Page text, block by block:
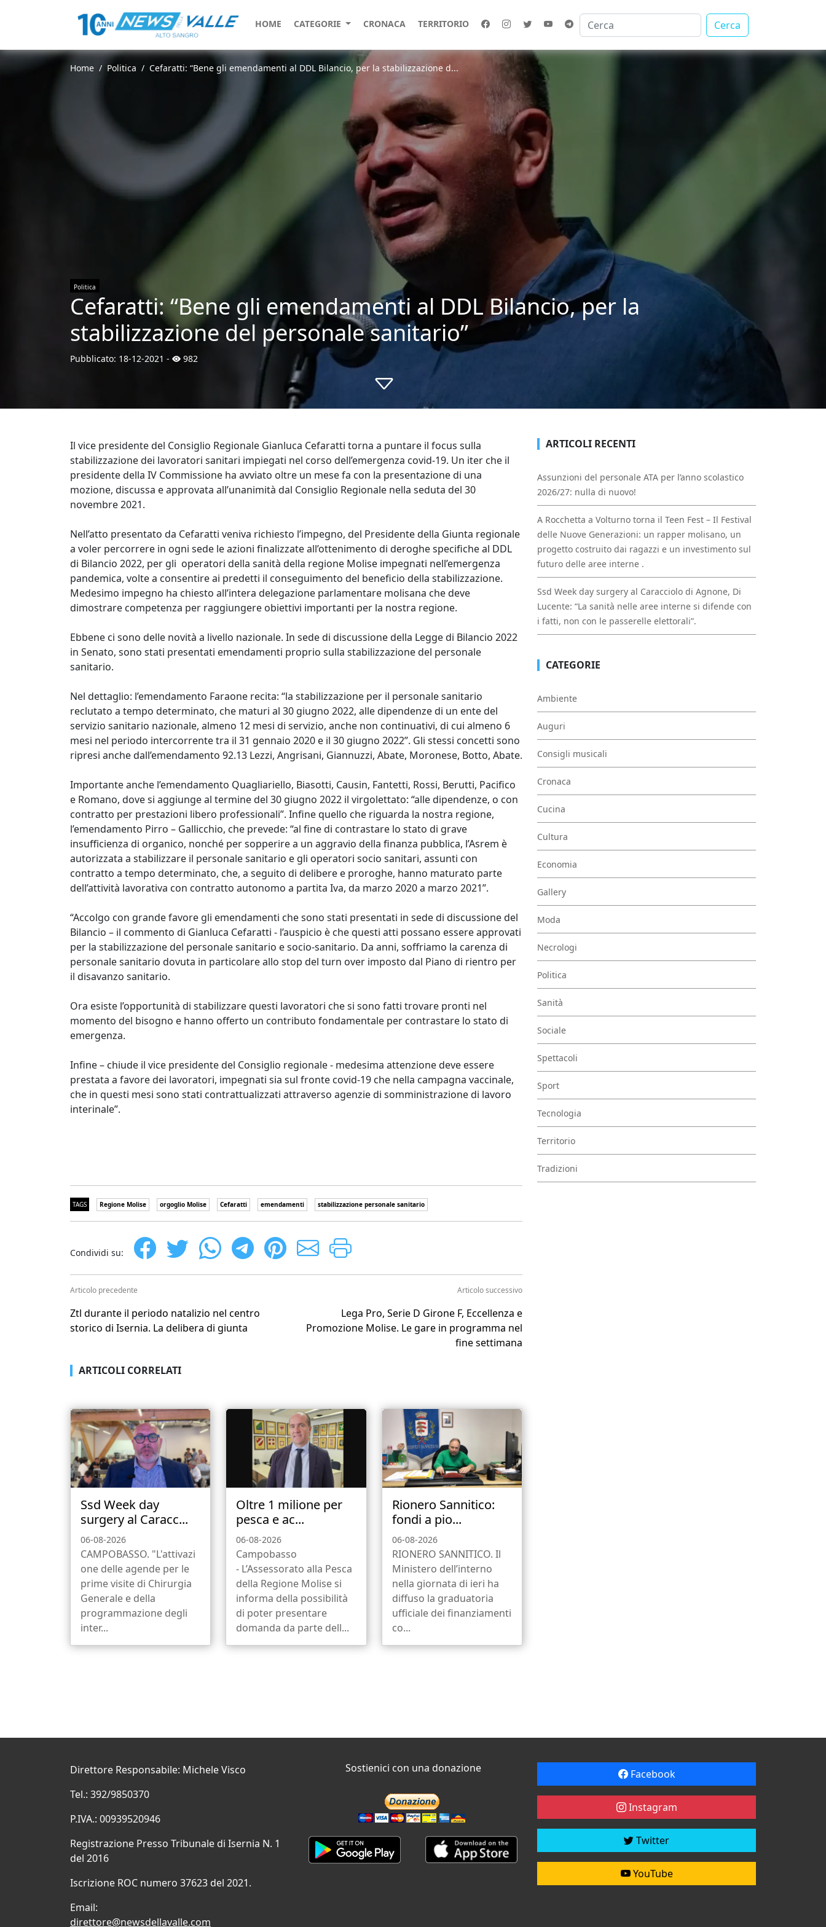
HOME CATEGORIE CRONACA TERRITORIO Cerca
Home Politica Cefaratti: “Bene gli emendamenti al DDL Bilancio, per la stabilizzazione d...
Politica
Cefaratti: “Bene gli emendamenti al DDL Bilancio, per la
stabilizzazione del personale sanitario”
Pubblicato: 18-12-2021 - 982
Il vice presidente del Consiglio Regionale Gianluca Cefaratti torna a puntare il focus sulla
stabilizzazione dei lavoratori sanitari impiegati nel corso dell’emergenza covid-19. Un iter che il
presidente della IV Commissione ha avviato oltre un mese fa con la presentazione di una
mozione, discussa e approvata all’unanimità dal Consiglio Regionale nella seduta del 30
novembre 2021.
Nell’atto presentato da Cefaratti veniva richiesto l’impegno, del Presidente della Giunta regionale
a voler percorrere in ogni sede le azioni finalizzate all’ottenimento di deroghe specifiche al DDL
di Bilancio 2022, per gli operatori della sanità della regione Molise impegnati nell’emergenza
pandemica, volte a consentire ai predetti il conseguimento del beneficio della stabilizzazione.
Medesimo impegno ha chiesto all’intera delegazione parlamentare molisana che deve
dimostrare competenza per raggiungere obiettivi importanti per la nostra regione.
Ebbene ci sono delle novità a livello nazionale. In sede di discussione della Legge di Bilancio 2022
in Senato, sono stati presentati emendamenti proprio sulla stabilizzazione del personale
sanitario.
Nel dettaglio: l’emendamento Faraone recita: “la stabilizzazione per il personale sanitario
reclutato a tempo determinato, che maturi al 30 giugno 2022, alle dipendenze di un ente del
servizio sanitario nazionale, almeno 12 mesi di servizio, anche non continuativi, di cui almeno 6
mesi nel periodo intercorrente tra il 31 gennaio 2020 e il 30 giugno 2022”. Gli stessi concetti sono
ripresi anche dall’emendamento 92.13 Lezzi, Angrisani, Giannuzzi, Abate, Moronese, Botto, Abate.
Importante anche l’emendamento Quagliariello, Biasotti, Causin, Fantetti, Rossi, Berutti, Pacifico
e Romano, dove si aggiunge al termine del 30 giugno 2022 il virgolettato: “alle dipendenze, o con
contratto per prestazioni libero professionali”. Infine quello che riguarda la nostra regione,
l’emendamento Pirro – Gallicchio, che prevede: “al fine di contrastare lo stato di grave
insufficienza di organico, nonché per sopperire a un aggravio della finanza pubblica, l’Asrem è
autorizzata a stabilizzare il personale sanitario e gli operatori socio sanitari, assunti con
contratto a tempo determinato, che, a seguito di delibere e proroghe, hanno maturato parte
dell’attività lavorativa con contratto autonomo a partita Iva, da marzo 2020 a marzo 2021”.
“Accolgo con grande favore gli emendamenti che sono stati presentati in sede di discussione del
Bilancio – il commento di Gianluca Cefaratti - l’auspicio è che questi atti possano essere approvati
per la stabilizzazione del personale sanitario e socio-sanitario. Da anni, soffriamo la carenza di
personale sanitario dovuta in particolare allo stop del turn over imposto dal Piano di rientro per
il disavanzo sanitario.
Ora esiste l’opportunità di stabilizzare questi lavoratori che si sono fatti trovare pronti nel
momento del bisogno e hanno offerto un contributo fondamentale per contrastare lo stato di
emergenza.
Infine – chiude il vice presidente del Consiglio regionale - medesima attenzione deve essere
prestata a favore dei lavoratori, impegnati sia sul fronte covid-19 che nella campagna vaccinale,
che in questi mesi sono stati contrattualizzati attraverso agenzie di somministrazione di lavoro
interinale”.
TAGS Regione Molise orgoglio Molise Cefaratti emendamenti stabilizzazione personale sanitario
Condividi su:
Articolo precedente
Ztl durante il periodo natalizio nel centro
storico di Isernia. La delibera di giunta
Articolo successivo
Lega Pro, Serie D Girone F, Eccellenza e
Promozione Molise. Le gare in programma nel
fine settimana
ARTICOLI CORRELATI
Ssd Week day
surgery al Caracc...
06-08-2026
CAMPOBASSO. "L'attivazi
one delle agende per le
prime visite di Chirurgia
Generale e della
programmazione degli
inter...
Oltre 1 milione per
pesca e ac...
06-08-2026
Campobasso
- L’Assessorato alla Pesca
della Regione Molise si
informa della possibilità
di poter presentare
domanda da parte dell...
Rionero Sannitico:
fondi a pio...
06-08-2026
RIONERO SANNITICO. Il
Ministero dell’interno
nella giornata di ieri ha
diffuso la graduatoria
ufficiale dei finanziamenti
co...
ARTICOLI RECENTI
Assunzioni del personale ATA per l’anno scolastico
2026/27: nulla di nuovo!
A Rocchetta a Volturno torna il Teen Fest – Il Festival
delle Nuove Generazioni: un rapper molisano, un
progetto costruito dai ragazzi e un investimento sul
futuro delle aree interne .
Ssd Week day surgery al Caracciolo di Agnone, Di
Lucente: “La sanità nelle aree interne si difende con
i fatti, non con le passerelle elettorali”.
CATEGORIE
Ambiente
Auguri
Consigli musicali
Cronaca
Cucina
Cultura
Economia
Gallery
Moda
Necrologi
Politica
Sanità
Sociale
Spettacoli
Sport
Tecnologia
Territorio
Tradizioni
Direttore Responsabile: Michele Visco
Tel.: 392/9850370
P.IVA.: 00939520946
Registrazione Presso Tribunale di Isernia N. 1
del 2016
Iscrizione ROC numero 37623 del 2021.
Email:
direttore@newsdellavalle.com
Sostienici con una donazione Facebook
Instagram
Twitter
YouTube